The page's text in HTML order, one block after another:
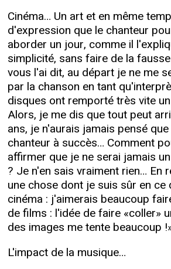
Cinéma… Un art et en même
d'expression que le chanteur
aborder un jour, comme il
simplicité, sans faire de la
vous l'ai dit, au départ je ne me
par la chanson en tant
disques ont remporté très vite
Alors, je me dis que tout peut
ans, je n'aurais jamais pensé
chanteur à succès… Comment
affirmer que je ne serai jamais
? Je n'en sais vraiment rien… En
une chose dont je suis sûr en ce
cinéma : j'aimerais beaucoup
de films : l'idée de faire «coller»
des images me tente beaucoup
L'impact de la musique…